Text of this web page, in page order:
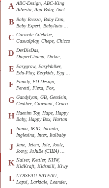
A ABC-Design, ABC-King
Advesta, Agu Baby, Anel
B Baby Brezza, Baby Dan,
Baby Expert, BabyAuto ...
C Carmate Ailebebe,
Casualplay, Chepe, Chicco
D DerDieDas,
DiaperChamp, Dickie,
E Easygrow, EasyWalker,
Edu-Play, Eezykids, Egg ...
F
Family, FD-Design,
Feretti, Flexa, Fox,
G Gandylyan, GB, Gesslein,
Geuther, Giovanni, Graco
H Haenim Toy, Hape, Happy
Baby, Happy Box, Hartan
I
Iiamo, IKID, Incanto,
Inglesina, Intex, Italbaby
J
Jane, Jetem, Joie, Joolz,
Joovy, JuJuBe (США) ...
K Kaiser, Kettler, KHW,
KidKraft, Kidsmill, Kiwy
L L'OISEAU BATEAU,
Lapsi, Larktale, Leander,